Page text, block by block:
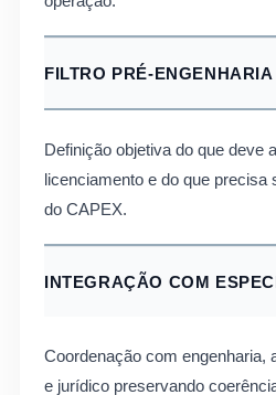
FILTRO PRÉ-ENGENHARIA
Definição objetiva do que deve
licenciamento e do que precisa
do CAPEX.
INTEGRAÇÃO COM
Coordenação com engenharia,
e jurídico preservando